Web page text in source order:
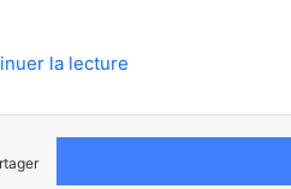
la lecture